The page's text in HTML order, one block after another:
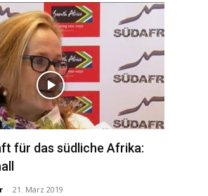
für das südliche Afrika:
- 21. März 2019